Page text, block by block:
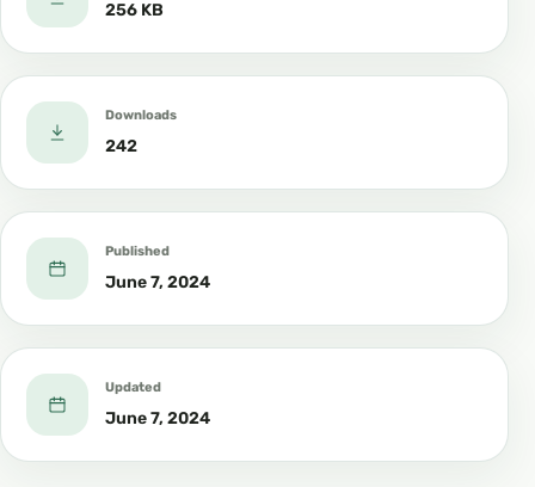
۳_ قوربانی کردن ئەویش سوننەتێکی مەئەکەدەیە ، وە
هەرکەسێک ویستی قوربانی بکات ئەوا موو لە خۆی
ناکاتەوە و نینۆکەکانی ناقرتێنێت لە چوونە ناو مانگی ( ذي
الحجة) ەوە تاوەکو قوربانییەکەی سەردەبڕێت
وە شێوازی تەکبیر :
256 KB
Downloads
242
Published
June 7, 2024
Updated
June 7, 2024